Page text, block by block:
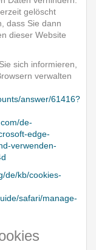
gelöscht
dass Sie dann
dieser Website
sich informieren,
verwalten
answer/61416?
de-
edge-
verwenden-
de/kb/cookies-
safari/manage-